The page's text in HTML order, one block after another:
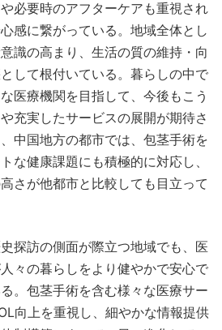
必要時のアフターケアも重視され
感に繋がっている。地域全体とし
識の高まり、生活の質の維持・向
して根付いている。暮らしの中で
医療機関を目指して、今後もこう
充実したサービスの展開が期待さ
中国地方の都市では、包茎手術を
な健康課題にも積極的に対応し、
さが他都市と比較しても目立って
探訪の側面が際立つ地域でも、医
々の暮らしをより健やかで安心で
。包茎手術を含む様々な医療サー
向上を重視し、細やかな情報提供